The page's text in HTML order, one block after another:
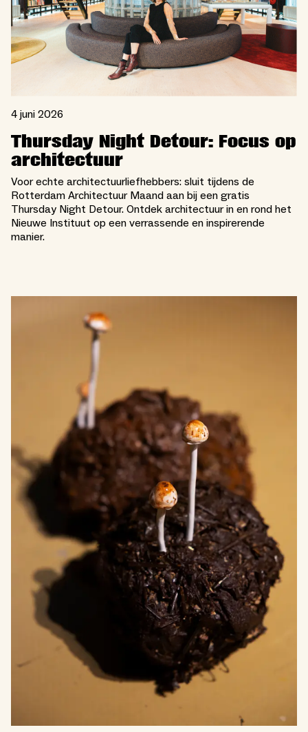
4 juni 2026
Thursday Night Detour: Focus op
architectuur
Voor echte architectuurliefhebbers: sluit tijdens de
Rotterdam Architectuur Maand aan bij een gratis
Thursday Night Detour. Ontdek architectuur in en rond het
Nieuwe Instituut op een verrassende en inspirerende
manier.